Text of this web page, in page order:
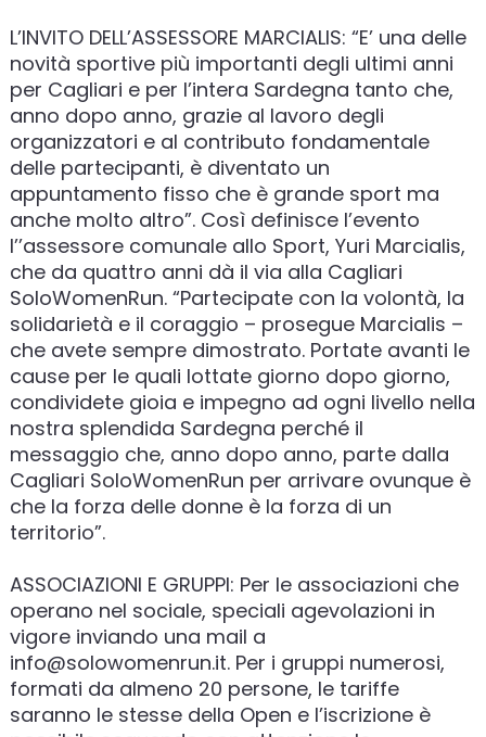
L’INVITO DELL’ASSESSORE MARCIALIS: “E’ una delle
novità sportive più importanti degli ultimi anni
per Cagliari e per l’intera Sardegna tanto che,
anno dopo anno, grazie al lavoro degli
organizzatori e al contributo fondamentale
delle partecipanti, è diventato un
appuntamento fisso che è grande sport ma
anche molto altro”. Così definisce l’evento
l’’assessore comunale allo Sport, Yuri Marcialis,
che da quattro anni dà il via alla Cagliari
SoloWomenRun. “Partecipate con la volontà, la
solidarietà e il coraggio – prosegue Marcialis –
che avete sempre dimostrato. Portate avanti le
cause per le quali lottate giorno dopo giorno,
condividete gioia e impegno ad ogni livello nella
nostra splendida Sardegna perché il
messaggio che, anno dopo anno, parte dalla
Cagliari SoloWomenRun per arrivare ovunque è
che la forza delle donne è la forza di un
territorio”.
ASSOCIAZIONI E GRUPPI: Per le associazioni che
operano nel sociale, speciali agevolazioni in
vigore inviando una mail a
info@solowomenrun.it. Per i gruppi numerosi,
formati da almeno 20 persone, le tariffe
saranno le stesse della Open e l’iscrizione è